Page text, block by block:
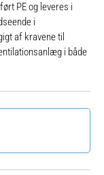
PE og leveres i
i
af kravene til
i både